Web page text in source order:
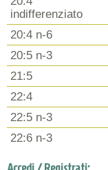
indifferenziato
20:4 n-6
20:5 n-3
21:5
22:4
22:5 n-3
22:6 n-3